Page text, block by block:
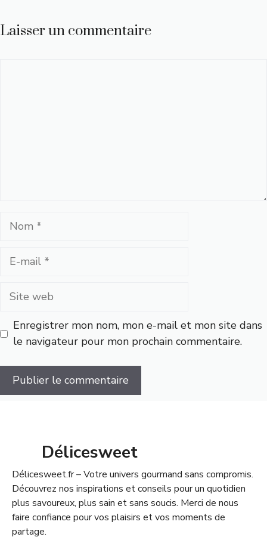
Laisser un commentaire
Nom
Site
Enregistrer mon nom, mon e-mail et mon site dans
le navigateur pour mon prochain commentaire.
Délicesweet
Délicesweet.fr – Votre univers gourmand sans compromis.
Découvrez nos inspirations et conseils pour un quotidien
plus savoureux, plus sain et sans soucis. Merci de nous
faire confiance pour vos plaisirs et vos moments de
partage.